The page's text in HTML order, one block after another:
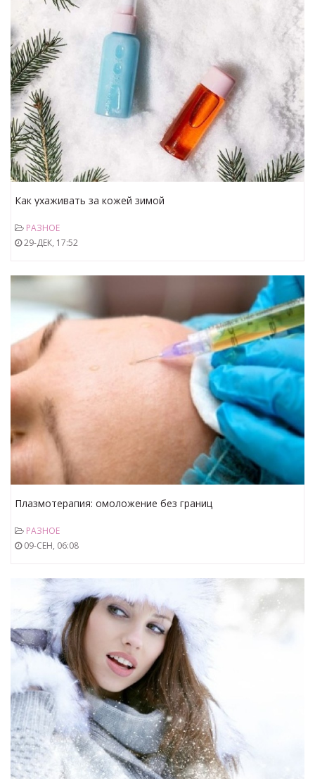
Как ухаживать за кожей зимой
РАЗНОЕ
29-ДЕК, 17:52
Плазмотерапия: омоложение без границ
РАЗНОЕ
09-СЕН, 06:08